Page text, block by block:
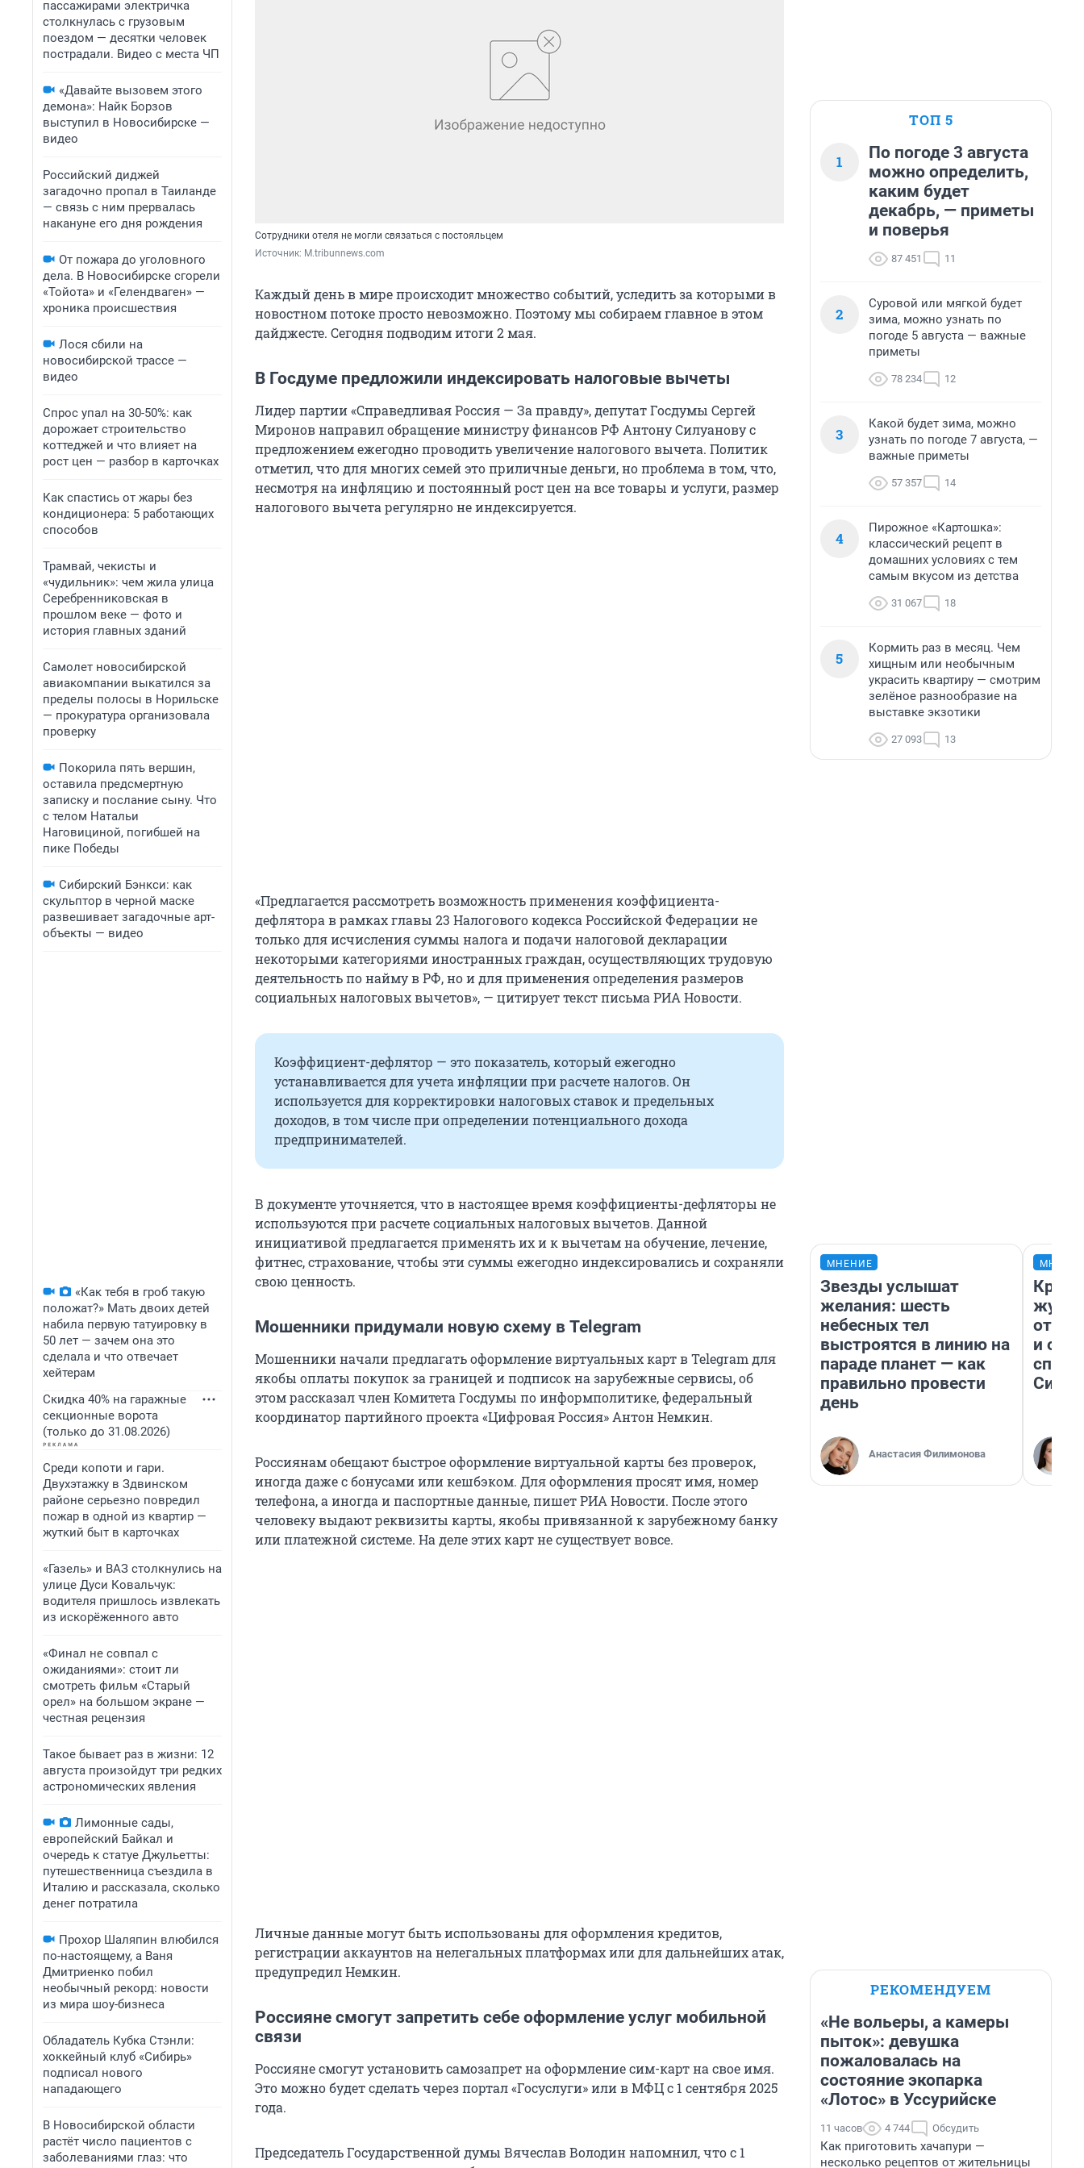
пассажирами электричка
столкнулась с грузовым
поездом — десятки человек
пострадали. Видео с места ЧП
«Давайте вызовем этого
демона»: Найк Борзов
выступил в Новосибирске —
видео
Российский диджей
загадочно пропал в Таиланде
— связь с ним прервалась
накануне его дня рождения
От пожара до уголовного
дела. В Новосибирске сгорели
«Тойота» и «Гелендваген» —
хроника происшествия
Лося сбили на
новосибирской трассе —
видео
Спрос упал на 30-50%: как
дорожает строительство
коттеджей и что влияет на
рост цен — разбор в карточках
Как спастись от жары без
кондиционера: 5 работающих
способов
Трамвай, чекисты и
«чудильник»: чем жила улица
Серебренниковская в
прошлом веке — фото и
история главных зданий
Самолет новосибирской
авиакомпании выкатился за
пределы полосы в Норильске
— прокуратура организовала
проверку
Покорила пять вершин,
оставила предсмертную
записку и послание сыну. Что
с телом Натальи
Наговициной, погибшей на
пике Победы
Сибирский Бэнкси: как
скульптор в черной маске
развешивает загадочные арт-
объекты — видео
«Как тебя в гроб такую
положат?» Мать двоих детей
набила первую татуировку в
50 лет — зачем она это
сделала и что отвечает
хейтерам
Скидка 40% на гаражные
секционные ворота
(только до 31.08.2026)
Среди копоти и гари.
Двухэтажку в Здвинском
районе серьезно повредил
пожар в одной из квартир —
жуткий быт в карточках
«Газель» и ВАЗ столкнулись на
улице Дуси Ковальчук:
водителя пришлось извлекать
из искорёженного авто
«Финал не совпал с
ожиданиями»: стоит ли
смотреть фильм «Старый
орел» на большом экране —
честная рецензия
Такое бывает раз в жизни: 12
августа произойдут три редких
астрономических явления
Лимонные сады,
европейский Байкал и
очередь к статуе Джульетты:
путешественница съездила в
Италию и рассказала, сколько
денег потратила
Прохор Шаляпин влюбился
по-настоящему, а Ваня
Дмитриенко побил
необычный рекорд: новости
из мира шоу-бизнеса
Обладатель Кубка Стэнли:
хоккейный клуб «Сибирь»
подписал нового
нападающего
В Новосибирской области
растёт число пациентов с
заболеваниями глаз: что
Сотрудники отеля не могли связаться с постояльцем
Источник: M.tribunnews.com
Каждый день в мире происходит множество событий, уследить за которыми в
новостном потоке просто невозможно. Поэтому мы собираем главное в этом
дайджесте. Сегодня подводим итоги 2 мая.
В Госдуме предложили индексировать налоговые вычеты
Лидер партии «Справедливая Россия — За правду», депутат Госдумы Сергей
Миронов направил обращение министру финансов РФ Антону Силуанову с
предложением ежегодно проводить увеличение налогового вычета. Политик
отметил, что для многих семей это приличные деньги, но проблема в том, что,
несмотря на инфляцию и постоянный рост цен на все товары и услуги, размер
налогового вычета регулярно не индексируется.
«Предлагается рассмотреть возможность применения коэффициента-
дефлятора в рамках главы 23 Налогового кодекса Российской Федерации не
только для исчисления суммы налога и подачи налоговой декларации
некоторыми категориями иностранных граждан, осуществляющих трудовую
деятельность по найму в РФ, но и для применения определения размеров
социальных налоговых вычетов», — цитирует текст письма РИА Новости.
Коэффициент-дефлятор — это показатель, который ежегодно
устанавливается для учета инфляции при расчете налогов. Он
используется для корректировки налоговых ставок и предельных
доходов, в том числе при определении потенциального дохода
предпринимателей.
В документе уточняется, что в настоящее время коэффициенты-дефляторы не
используются при расчете социальных налоговых вычетов. Данной
инициативой предлагается применять их и к вычетам на обучение, лечение,
фитнес, страхование, чтобы эти суммы ежегодно индексировались и сохраняли
свою ценность.
Мошенники придумали новую схему в Telegram
Мошенники начали предлагать оформление виртуальных карт в Telegram для
якобы оплаты покупок за границей и подписок на зарубежные сервисы, об
этом рассказал член Комитета Госдумы по информполитике, федеральный
координатор партийного проекта «Цифровая Россия» Антон Немкин.
Россиянам обещают быстрое оформление виртуальной карты без проверок,
иногда даже с бонусами или кешбэком. Для оформления просят имя, номер
телефона, а иногда и паспортные данные, пишет РИА Новости. После этого
человеку выдают реквизиты карты, якобы привязанной к зарубежному банку
или платежной системе. На деле этих карт не существует вовсе.
Личные данные могут быть использованы для оформления кредитов,
регистрации аккаунтов на нелегальных платформах или для дальнейших атак,
предупредил Немкин.
Россияне смогут запретить себе оформление услуг мобильной
связи
Россияне смогут установить самозапрет на оформление сим-карт на свое имя.
Это можно будет сделать через портал «Госуслуги» или в МФЦ с 1 сентября 2025
года.
Председатель Государственной думы Вячеслав Володин напомнил, что с 1
ТОП 5
1
По погоде 3 августа
можно определить,
каким будет
декабрь, — приметы
и поверья
87 451 11
2
Суровой или мягкой будет
зима, можно узнать по
погоде 5 августа — важные
приметы
78 234 12
3
Какой будет зима, можно
узнать по погоде 7 августа, —
важные приметы
57 357 14
4
Пирожное «Картошка»:
классический рецепт в
домашних условиях с тем
самым вкусом из детства
31 067 18
5
Кормить раз в месяц. Чем
хищным или необычным
украсить квартиру — смотрим
зелёное разнообразие на
выставке экзотики
27 093 13
МНЕНИЕ
Звезды услышат
желания: шесть
небесных тел
выстроятся в линию на
параде планет — как
правильно провести
день
Анастасия Филимонова
и
РЕКОМЕНДУЕМ
«Не вольеры, а камеры
пыток»: девушка
пожаловалась на
состояние экопарка
«Лотос» в Уссурийске
11 часов 4 744 Обсудить
Как приготовить хачапури —
несколько рецептов от жительницы